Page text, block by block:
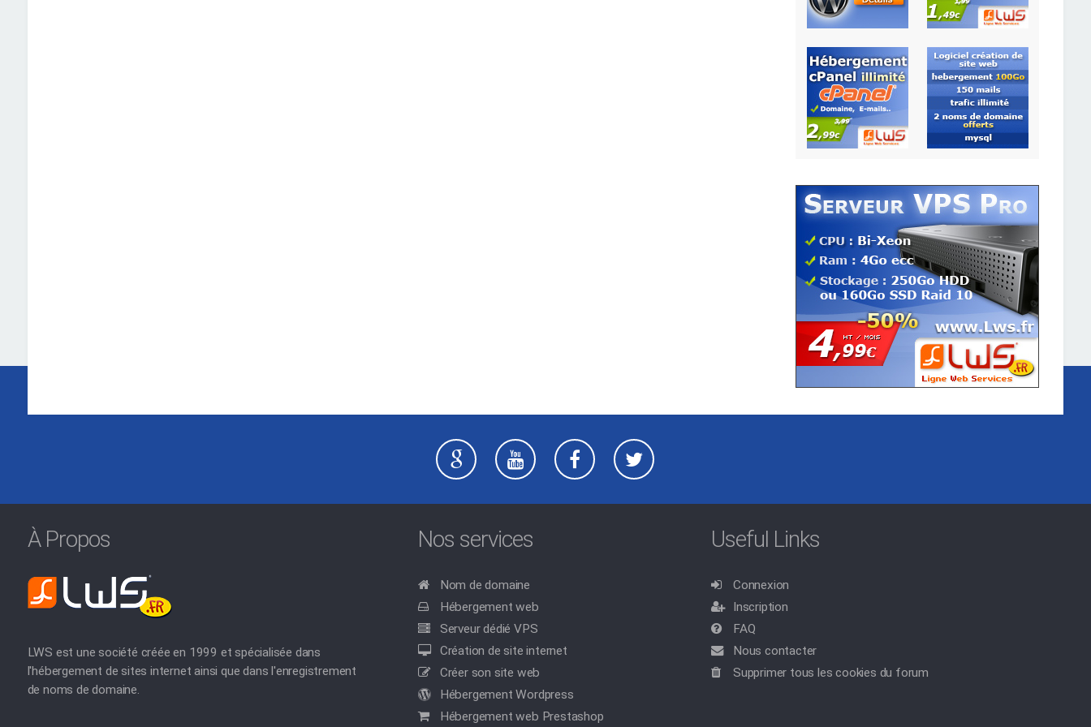
À Propos
LWS est une société créée en 1999 et spécialisée dans
l'hébergement de sites internet ainsi que dans l'enregistrement
de noms de domaine.
Nos services
Nom de domaine
Hébergement web
Serveur dédié VPS
Création de site internet
Créer son site web
Hébergement Wordpress
Hébergement web Prestashop
Useful Links
Connexion
Inscription
FAQ
Nous contacter
Supprimer tous les cookies du forum